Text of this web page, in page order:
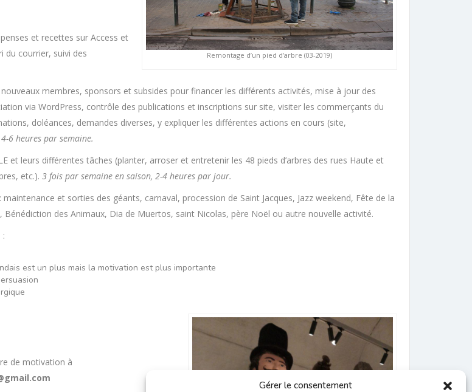
Gérer le consentement
Remontage d’un pied d’arbre (03-2019)
et recettes sur Access et
du courrier, suivi des
membres, sponsors et subsides pour financer les différents activités, mise à jour des
via WordPress, contrôle des publications et inscriptions sur site, visiter les commerçants du
doléances, demandes diverses, y expliquer les différentes actions en cours (site,
4-6 heures par semaine.
et leurs différentes tâches (planter, arroser et entretenir les 48 pieds d’arbres des rues Haute et
etc.). 3 fois par semaine en saison, 2-4 heures par jour.
: maintenance et sorties des géants, carnaval, procession de Saint Jacques, Jazz weekend, Fête de la
des Animaux, Dia de Muertos, saint Nicolas, père Noël ou autre nouvelle activité.
:
est un plus mais la motivation est plus importante
de motivation à